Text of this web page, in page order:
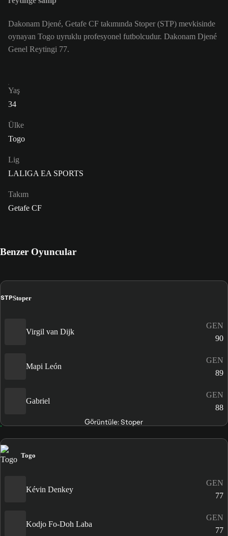
Dakonam Djené, Getafe CF takımında Stoper (STP) mevkisinde
oynayan Togo uyruklu profesyonel futbolcudur. Dakonam Djené
Genel Reytingi 77.
Yaş
34
Ülke
Togo
Lig
LALIGA EA SPORTS
Takım
Getafe CF
Benzer Oyuncular
STPStoper
Virgil van Dijk
GEN
90
Mapi León
GEN
89
Gabriel
GEN
88
Görüntüle: Stoper
Togo
Kévin Denkey
GEN
77
Kodjo Fo-Doh Laba
GEN
77